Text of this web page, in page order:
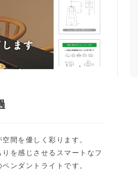
間を優しく彩ります。
を感じさせるスマートなフ
ンダントライトです。